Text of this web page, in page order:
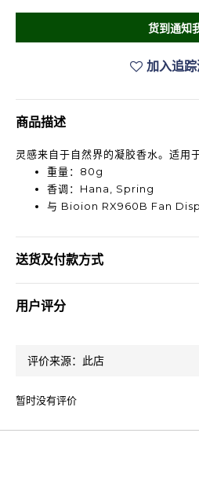
货到通知
加入追
商品描述
灵感来自于自然界的凝胶香水。适用
重量：80g
香调：Hana, Spring
与 Bioion RX960B Fan
送货及付款方式
用户评分
暂时没有评价